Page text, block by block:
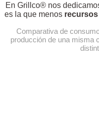
En Grillco® nos
es la que menos
Comparativa de
producción de una misma